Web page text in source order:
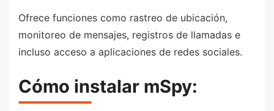
Ofrece funciones como rastreo de ubicación,
monitoreo de mensajes, registros de llamadas e
incluso acceso a aplicaciones de redes sociales.
Cómo instalar mSpy: